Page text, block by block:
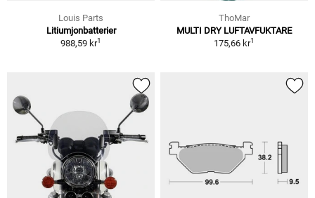
Louis Parts
Litiumjonbatterier
988,59 kr1
ThoMar
MULTI DRY LUFTAVFUKTARE
175,66 kr1